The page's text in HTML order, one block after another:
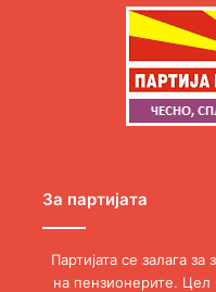
За партијата
Партијата се залага
на пензионерите. Цел